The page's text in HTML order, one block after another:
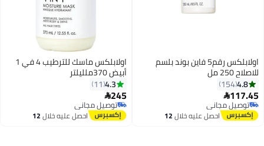
اولابلكس رقم5 فاين بوند بلسم
للاصلاح 250 مل
4.8
154
117.45
توصيل مجاني
توصيل مجانياحصل عليه خلال12
اولابلكس ماسك للترطيب 4 في 1
أبيض 370ملليلتر
4.3
11
245
توصيل مجاني
توصيل مجانياحصل عليه خلال12